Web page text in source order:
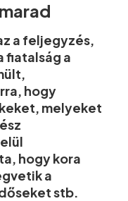
a feljegyzés,
fiatalság a
hogy
melyeket
hogy kora
a
stb.